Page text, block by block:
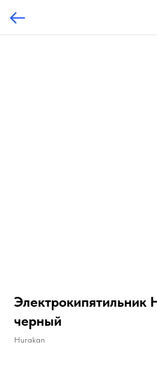
Электрокипятильник
черный
Hurakan